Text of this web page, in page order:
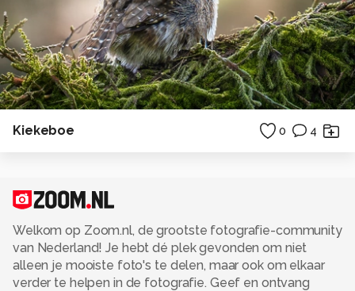
Kiekeboe 0 4
Welkom op Zoom.nl, de grootste fotografie-community
van Nederland! Je hebt dé plek gevonden om niet
alleen je mooiste foto's te delen, maar ook om elkaar
verder te helpen in de fotografie. Geef en ontvang